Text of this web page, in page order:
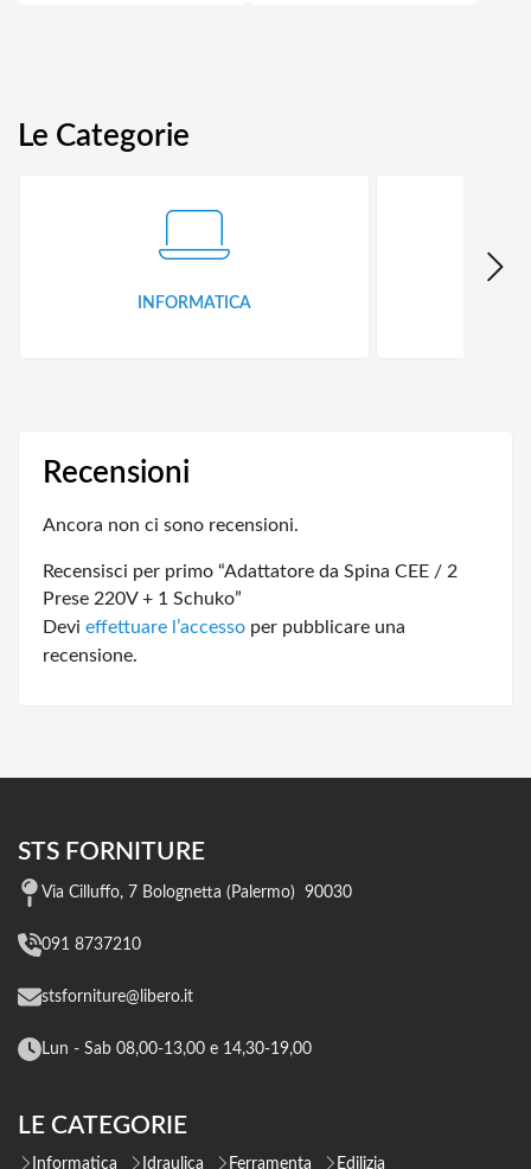
Le Categorie
INFORMATICA
Recensioni
Ancora non ci sono recensioni.
Recensisci per primo “Adattatore da Spina CEE / 2
Prese 220V + 1 Schuko”
Devi effettuare l’accesso per pubblicare una
recensione.
STS FORNITURE
Via Cilluffo, 7 Bolognetta (Palermo) 90030
091 8737210
stsforniture@libero.it
Lun - Sab 08,00-13,00 e 14,30-19,00
LE CATEGORIE
Informatica Idraulica Ferramenta Edilizia